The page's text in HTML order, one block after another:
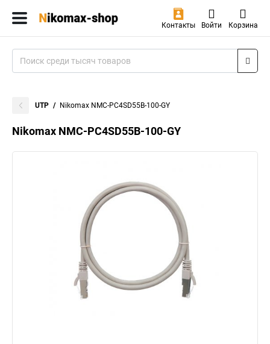
Контакты Войти Корзина
UTP Nikomax NMC-PC4SD55B-100-GY
Nikomax NMC-PC4SD55B-100-GY